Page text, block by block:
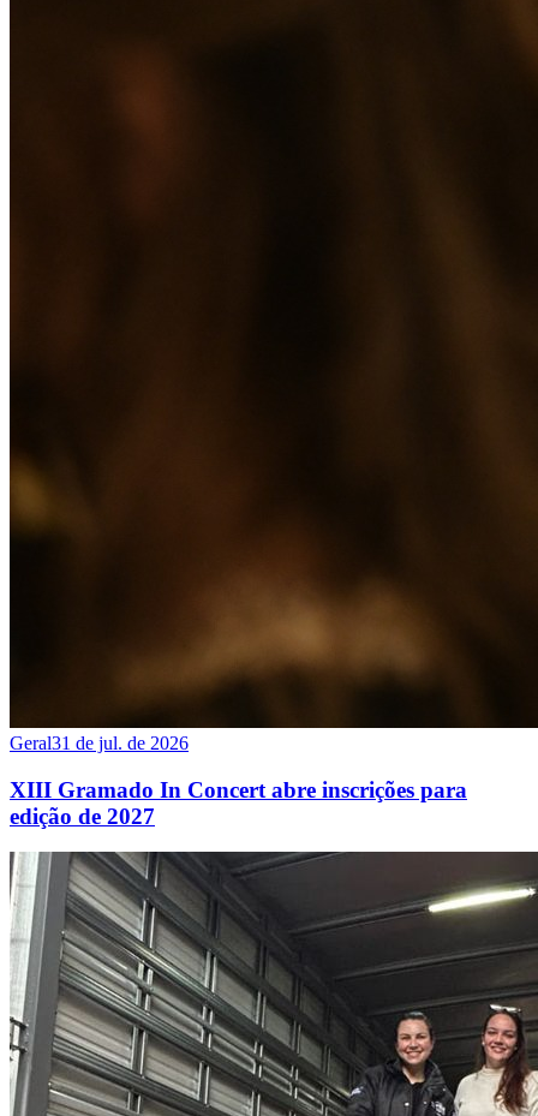
Geral31 de jul. de 2026
XIII Gramado In Concert abre inscrições para
edição de 2027